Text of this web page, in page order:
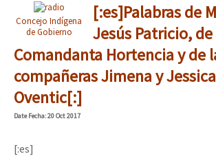
Concejo Indígena
de Gobierno
[:es]Palabras de
Jesús Patricio, de
Comandanta Hortencia y de
compañeras Jimena y
Oventic[:]
DateFecha: 20 Oct 2017
[:es]